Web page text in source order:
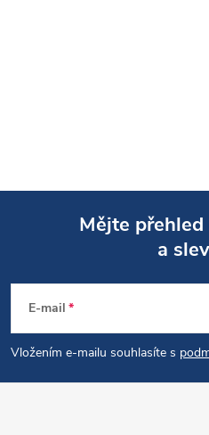
p
Mějte
a
E-mail
Vložením e-mailu souhlasíte s